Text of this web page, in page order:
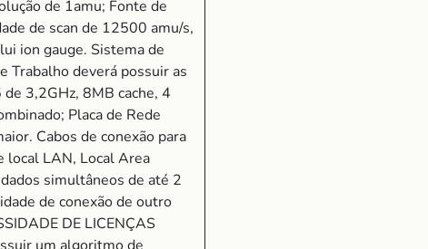
de 1amu; Fonte de
de scan de 12500 amu/s,
ion gauge. Sistema de
Trabalho deverá possuir as
3,2GHz, 8MB cache, 4
Placa de Rede
Cabos de conexão para
local LAN, Local Area
simultâneos de até 2
de conexão de outro
DE LICENÇAS